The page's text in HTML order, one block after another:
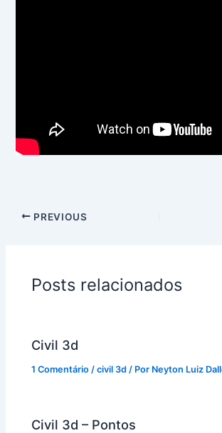
PREVIOUS
Posts relacionados
Civil 3d
1 Comentário /civil 3d / Por Neyton Luiz
Civil 3d – Pontos